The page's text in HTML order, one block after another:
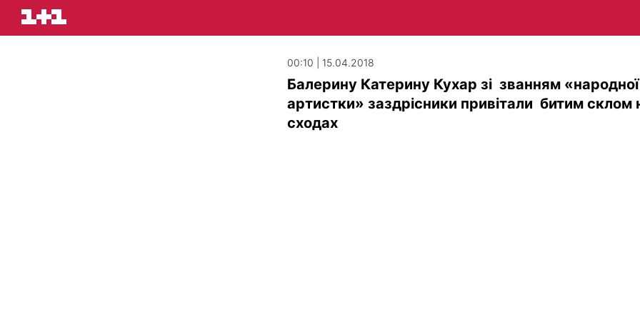
00:10 | 15.04.2018
Балерину Катерину Кухар зі званням «народної
артистки» заздрісники привітали битим склом
сходах